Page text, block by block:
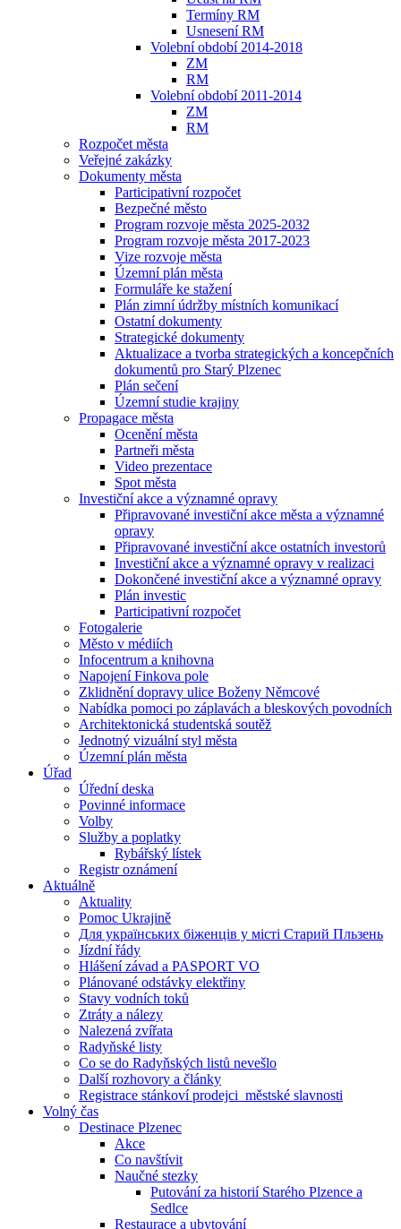
Termíny RM
Usnesení RM
Volební období 2014-2018
ZM
RM
Volební období 2011-2014
ZM
RM
Rozpočet města
Veřejné zakázky
Dokumenty města
Participativní rozpočet
Bezpečné město
Program rozvoje města 2025-2032
Program rozvoje města 2017-2023
Vize rozvoje města
Územní plán města
Formuláře ke stažení
Plán zimní údržby místních komunikací
Ostatní dokumenty
Strategické dokumenty
Aktualizace a tvorba strategických a koncepčních
dokumentů pro Starý Plzenec
Plán sečení
Územní studie krajiny
Propagace města
Ocenění města
Partneři města
Video prezentace
Spot města
Investiční akce a významné opravy
Připravované investiční akce města a významné
opravy
Připravované investiční akce ostatních investorů
Investiční akce a významné opravy v realizaci
Dokončené investiční akce a významné opravy
Plán investic
Participativní rozpočet
Fotogalerie
Město v médiích
Infocentrum a knihovna
Napojení Finkova pole
Zklidnění dopravy ulice Boženy Němcové
Nabídka pomoci po záplavách a bleskových povodních
Architektonická studentská soutěž
Jednotný vizuální styl města
Územní plán města
Úřad
Úřední deska
Povinné informace
Volby
Služby a poplatky
Rybářský lístek
Registr oznámení
Aktuálně
Aktuality
Pomoc Ukrajině
Для українських біженців у місті Старий Пльзень
Jízdní řády
Hlášení závad a PASPORT VO
Plánované odstávky elektřiny
Stavy vodních toků
Ztráty a nálezy
Nalezená zvířata
Radyňské listy
Co se do Radyňských listů nevešlo
Další rozhovory a články
Registrace stánkoví prodejci_městské slavnosti
Volný čas
Destinace Plzenec
Akce
Co navštívit
Naučné stezky
Putování za historií Starého Plzence a
Sedlce
Restaurace a ubytování